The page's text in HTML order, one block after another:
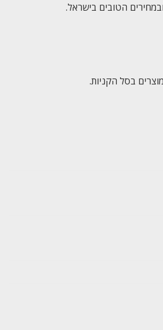
הטובים בישראל.
בסל הקניות.